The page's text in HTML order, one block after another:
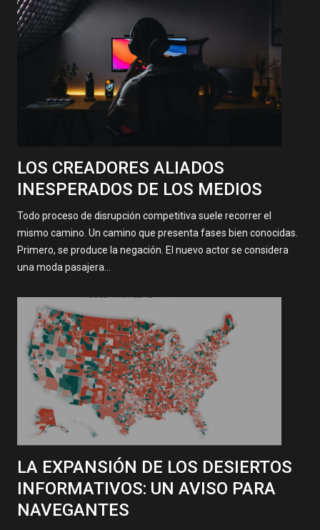
LOS CREADORES ALIADOS
INESPERADOS DE LOS MEDIOS
Todo proceso de disrupción competitiva suele recorrer el
mismo camino. Un camino que presenta fases bien conocidas.
Primero, se produce la negación. El nuevo actor se considera
una moda pasajera…
LA EXPANSIÓN DE LOS DESIERTOS
INFORMATIVOS: UN AVISO PARA
NAVEGANTES